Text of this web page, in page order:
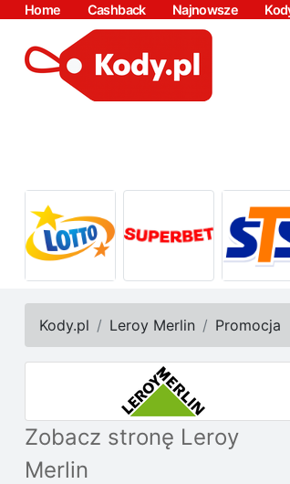
Home Cashback Najnowsze
Kody.pl Leroy Merlin Promocja
Zobacz stronę Leroy
Merlin